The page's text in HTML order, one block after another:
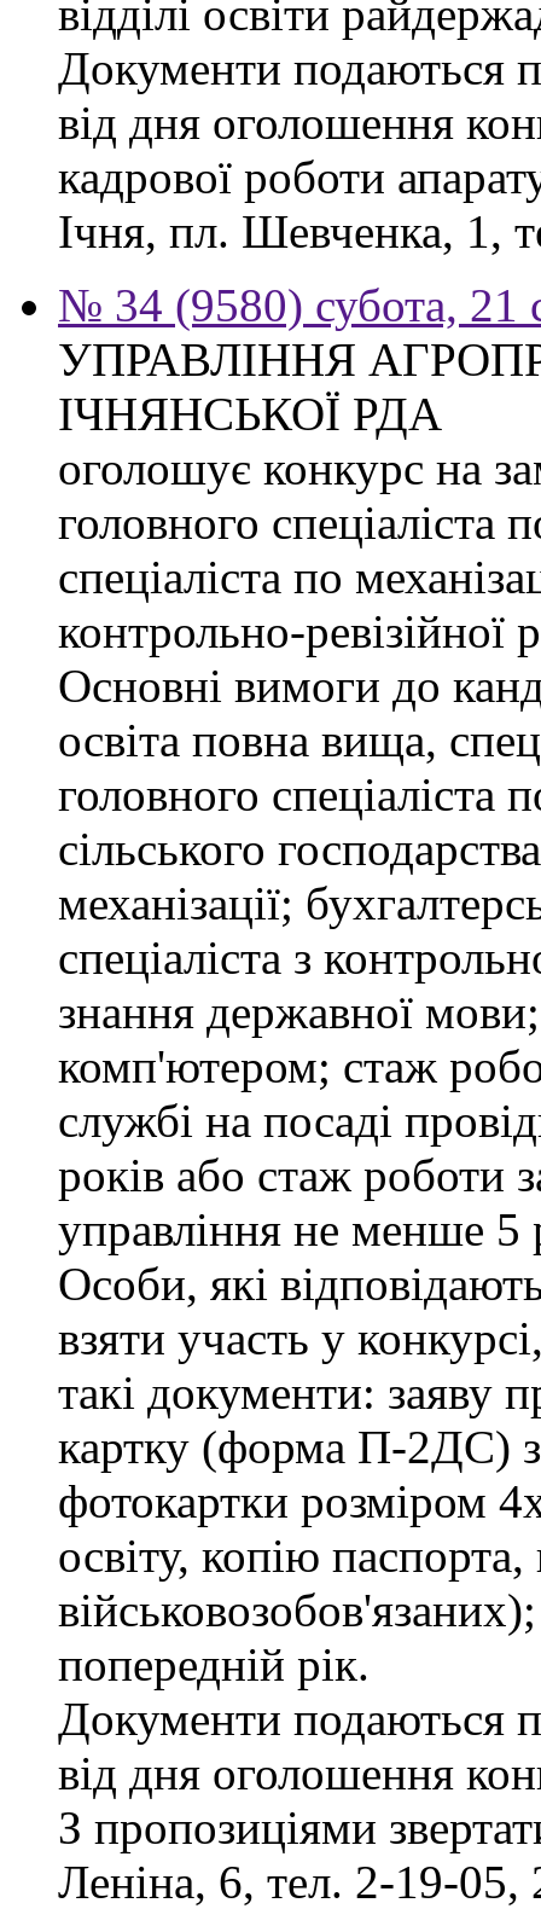
відділі освіти
Документи подаються
від дня оголошення
кадрової роботи
Ічня, пл. Шевченка, 1,
№ 34 (9580) субота, 21
УПРАВЛІННЯ
ІЧНЯНСЬКОЇ РДА
оголошує конкурс на
головного спеціаліста
спеціаліста по
контрольно-ревізійної
Основні вимоги до
освіта повна вища,
головного спеціаліста
сільського
механізації;
спеціаліста з
знання державної
комп'ютером; стаж
службі на посаді
років або стаж роботи
управління не менше 5
Особи, які
взяти участь у
такі документи: заяву
картку (форма П-2ДС) з
фотокартки розміром
освіту, копію
попередній рік.
Документи подаються
від дня оголошення
З пропозиціями
Леніна, 6, тел. 2-19-05,